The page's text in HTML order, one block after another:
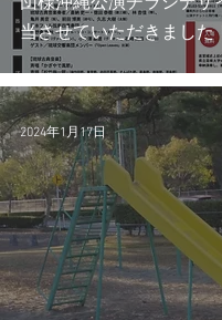
当させていただきました
2024年1月17日